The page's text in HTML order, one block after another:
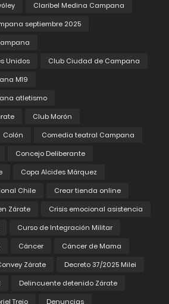
Claribel Medina Campana
septiembre 2025
Unidos
Club Ciudad de Campana
M19
atletismo
Club Morón
Colón
Comedia teatral Campana
Concejo Deliberante
Copa Alcides Márquez
Chile
Crear tienda online
Zárate
Crisis emocional asistencia
Curso de Integración Militar
Cáncer
Cáncer de Mama
Zárate
Decreto 37/2025 Milei
Delincuente detenido Zárate
Trejo Denuncias